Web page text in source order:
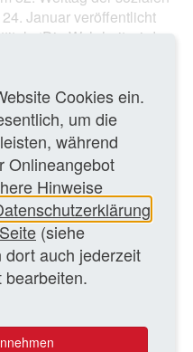
Januar veröffentlicht
„‘Die Wahrheit wird
lesen
Herausforderungen in
Cookies ein.
um die
während
Onlineangebot
Hinweise
(siehe
dort auch jederzeit
bearbeiten.